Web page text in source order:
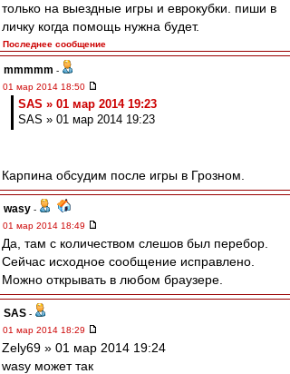
только на выездные игры и еврокубки. пиши в
личку когда помощь нужна будет.
Последнее сообщение
mmmmm -
01 мар 2014 18:50
SAS » 01 мар 2014 19:23
SAS » 01 мар 2014 19:23
Карпина обсудим после игры в Грозном.
wasy -
01 мар 2014 18:49
Да, там с количеством слешов был перебор.
Сейчас исходное сообщение исправлено.
Можно открывать в любом браузере.
SAS -
01 мар 2014 18:29
Zely69 » 01 мар 2014 19:24
wasy может так